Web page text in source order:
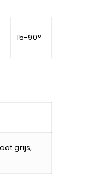
15-90°
grijs,